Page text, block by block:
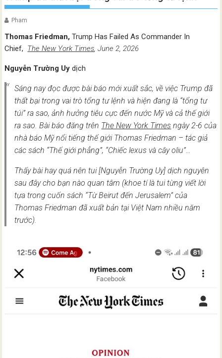
Pham
Thomas Friedman,Trump Has Failed As Commander In
Chief, The New York Times, June 2, 2026
Nguyễn Trường Uy dịch
Sáng nay đọc được bài báo mới xuất sắc, về việc Trump đã
thất bại trong vai trò tổng tư lệnh và hiện đang là “tổng tư
túi” ra sao, ảnh hưởng tiêu cực đến nước Mỹ và cả thế giới
ra sao. Bài báo đăng trên The New York Times ngày 2-6 của
nhà báo Mỹ nổi tiếng thế giới Thomas Friedman – tác giả
các sách “Thế giới phẳng”, “Chiếc lexus và cây oliu”…
Thấy bài hay quá nên tui [Nguyễn Trường Uy] dịch nguyên
sau đây cho bạn nào quan tâm (khoe tí là tui từng viết lời
tựa trong cuốn sách “Từ Beirut đến Jerusalem” của
Thomas Friedman đã xuất bản tại Việt Nam nhiều năm
trước).